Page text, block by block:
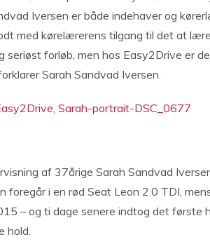
Iversen er både indehaver og
med kørelærerens tilgang til det at
forløb, men hos Easy2Drive er
Sarah Sandvad Iversen.
af 37årige Sarah Sandvad
foregår i en rød Seat Leon 2.0 TDI,
– og ti dage senere indtog det første
hold.